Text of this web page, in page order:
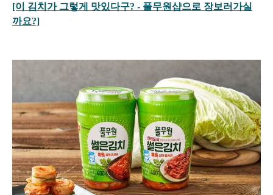
[이 김치가 그렇게 맛있다구? - 풀무원샵으로 장보러가실
까요?]